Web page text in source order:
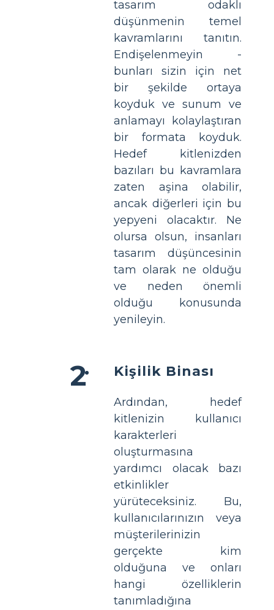
tasarım odaklı
düşünmenin temel
kavramlarını tanıtın.
Endişelenmeyin -
bunları sizin için net
bir şekilde ortaya
koyduk ve sunum ve
anlamayı kolaylaştıran
bir formata koyduk.
Hedef kitlenizden
bazıları bu kavramlara
zaten aşina olabilir,
ancak diğerleri için bu
yepyeni olacaktır. Ne
olursa olsun, insanları
tasarım düşüncesinin
tam olarak ne olduğu
ve neden önemli
olduğu konusunda
yenileyin.
Kişilik Binası
Ardından, hedef
kitlenizin kullanıcı
karakterleri
oluşturmasına
yardımcı olacak bazı
etkinlikler
yürüteceksiniz. Bu,
kullanıcılarınızın veya
müşterilerinizin
gerçekte kim
olduğuna ve onları
hangi özelliklerin
tanımladığına